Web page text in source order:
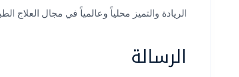
الريادة والتميز محلياً وعالمياً في مجال العلاج
الرسالة